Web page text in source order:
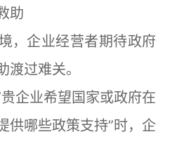
助
企业经营者期待政府
渡过难关。
业希望国家或政府在
供哪些政策支持”时，企